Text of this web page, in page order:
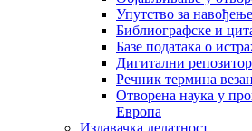
Упутство за
Библиографске и
Базе података о
Дигитални
Рeчник термина
Отворена наука у
Европа
Издавачка делатност